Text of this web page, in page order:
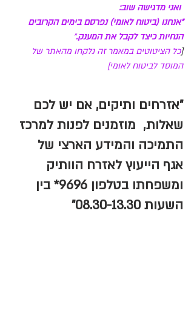
ואני מדגישה שוב:
"אנחנו (ביטוח לאומי) נפרסם בימים הקרובים
הנחיות כיצד לקבל את המענק."
[כל הציטוטים במאמר זה נלקחו מהאתר של
המוסד לביטוח לאומי]
"אזרחים ותיקים, אם יש לכם
שאלות,  מוזמנים לפנות למרכז
התמיכה והמידע הארצי של
אגף הייעוץ לאזרח הוותיק
ומשפחתו בטלפון 9696* בין
השעות 08.30-13.30"